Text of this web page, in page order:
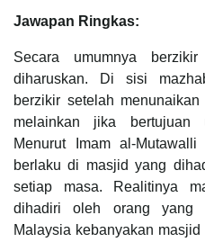
Jawapan Ringkas:
Secara umumnya
diharuskan. Di sisi
berzikir setelah
melainkan jika bertujuan
Menurut Imam al-
berlaku di masjid yang
setiap masa. Realitinya
dihadiri oleh orang yang
Malaysia kebanyakan